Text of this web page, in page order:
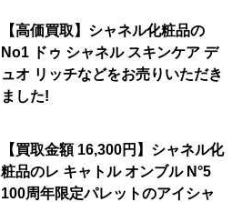
【高価買取】シャネル化粧品の
No1 ドゥ シャネル スキンケア デ
ュオ リッチなどをお売りいただき
ました!
【買取金額 16,300円】シャネル化
粧品のレ キャトル オンブル N°5
100周年限定パレットのアイシャ